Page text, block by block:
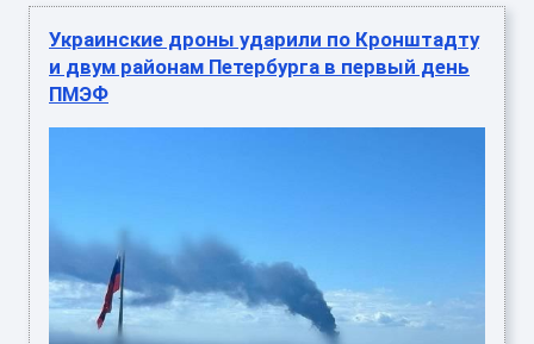
Украинские дроны ударили по Кронштадту
и двум районам Петербурга в первый день
ПМЭФ